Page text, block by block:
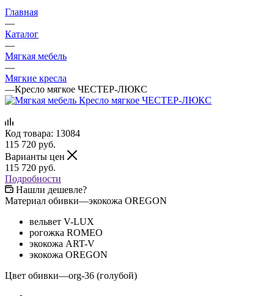
Главная
—
Каталог
—
Мягкая мебель
—
Мягкие кресла
—Кресло мягкое ЧЕСТЕР-ЛЮКС
Код товара: 13084
115 720 руб.
Варианты цен
115 720 руб.
Подробности
Нашли дешевле?
Материал обивки—экокожа OREGON
вельвет V-LUX
рогожка ROMEO
экокожа ART-V
экокожа OREGON
Цвет обивки—org-36 (голубой)